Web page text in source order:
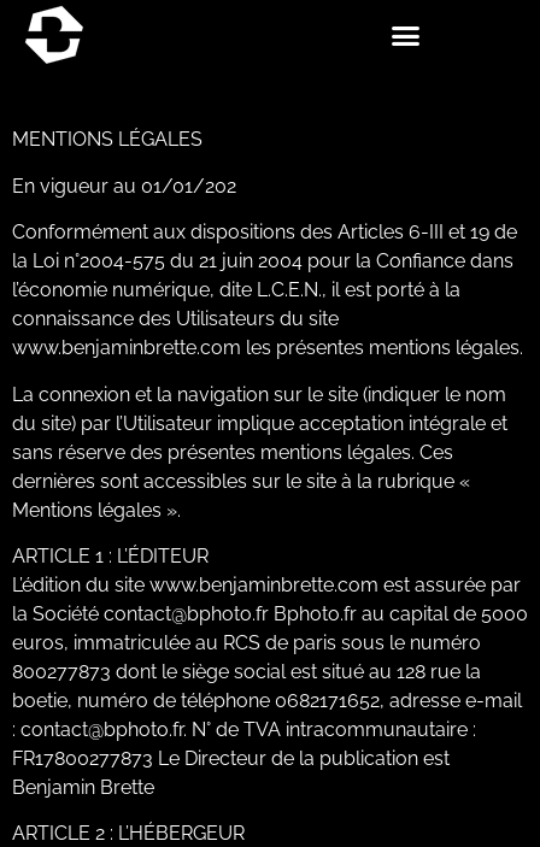
MENTIONS LÉGALES
En vigueur au 01/01/202
Conformément aux dispositions des Articles 6-III et 19 de
la Loi n°2004-575 du 21 juin 2004 pour la Confiance dans
l’économie numérique, dite L.C.E.N., il est porté à la
connaissance des Utilisateurs du site
www.benjaminbrette.com les présentes mentions légales.
La connexion et la navigation sur le site (indiquer le nom
du site) par l’Utilisateur implique acceptation intégrale et
sans réserve des présentes mentions légales. Ces
dernières sont accessibles sur le site à la rubrique «
Mentions légales ».
ARTICLE 1 : L’ÉDITEUR
L’édition du site www.benjaminbrette.com est assurée par
la Société contact@bphoto.fr Bphoto.fr au capital de 5000
euros, immatriculée au RCS de paris sous le numéro
800277873 dont le siège social est situé au 128 rue la
boetie, numéro de téléphone 0682171652, adresse e-mail
: contact@bphoto.fr. N° de TVA intracommunautaire :
FR17800277873 Le Directeur de la publication est
Benjamin Brette
ARTICLE 2 : L’HÉBERGEUR